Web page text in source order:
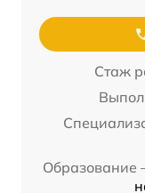
Стаж
Образование